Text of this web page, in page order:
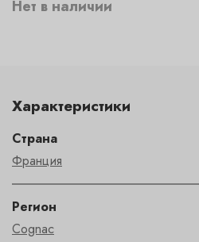
Нет в наличии
Характеристики
Страна
Франция
Регион
Cognac